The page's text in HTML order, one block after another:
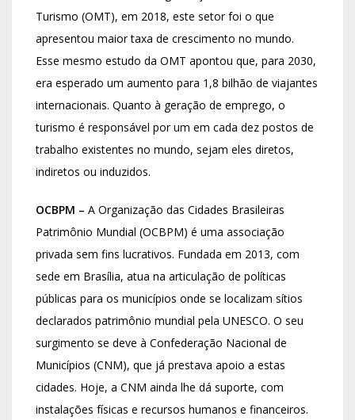
Turismo (OMT), em 2018, este setor foi o que
apresentou maior taxa de crescimento no mundo.
Esse mesmo estudo da OMT apontou que, para 2030,
era esperado um aumento para 1,8 bilhão de viajantes
internacionais. Quanto à geração de emprego, o
turismo é responsável por um em cada dez postos de
trabalho existentes no mundo, sejam eles diretos,
indiretos ou induzidos.
OCBPM – A Organização das Cidades Brasileiras
Patrimônio Mundial (OCBPM) é uma associação
privada sem fins lucrativos. Fundada em 2013, com
sede em Brasília, atua na articulação de políticas
públicas para os municípios onde se localizam sítios
declarados patrimônio mundial pela UNESCO. O seu
surgimento se deve à Confederação Nacional de
Municípios (CNM), que já prestava apoio a estas
cidades. Hoje, a CNM ainda lhe dá suporte, com
instalações físicas e recursos humanos e financeiros.